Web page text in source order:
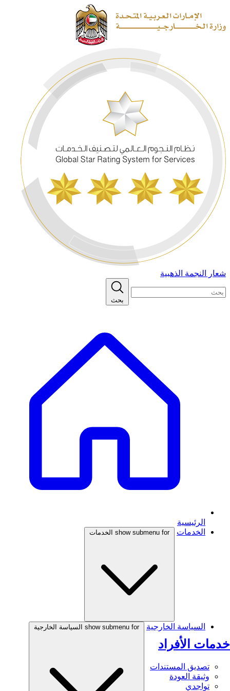
شعار النجمة الذهبية
بحث
الرئيسية
الخدمات
show submenu for الخدمات
خدمات الأفراد
تصديق المستندات
وثيقة العودة
تواجدي
السياسة الخارجية show submenu for السياسة الخارجية